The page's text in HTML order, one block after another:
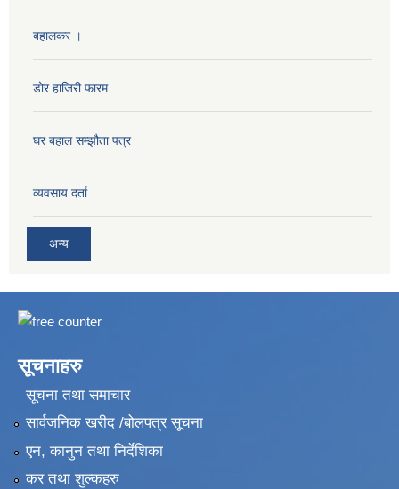
बहालकर ।
डोर हाजिरी फारम
घर बहाल सम्झौता पत्र
व्यवसाय दर्ता
अन्य
सूचनाहरु
सूचना तथा समाचार
सार्वजनिक खरीद /बोलपत्र सूचना
एन, कानुन तथा निर्देशिका
कर तथा शुल्कहरु